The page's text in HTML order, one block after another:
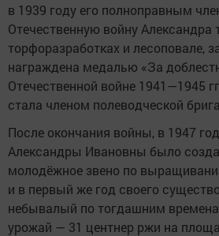
в 1939 году его полноправным
Отечественную войну Александра
торфоразработках и лесоповале,
награждена медалью «За
Отечественной войне 1941—1945
стала членом полеводческой
После окончания войны, в 1947
Александры Ивановны было
молодёжное звено по
и в первый же год своего
небывалый по тогдашним
урожай — 31 центнер ржи на